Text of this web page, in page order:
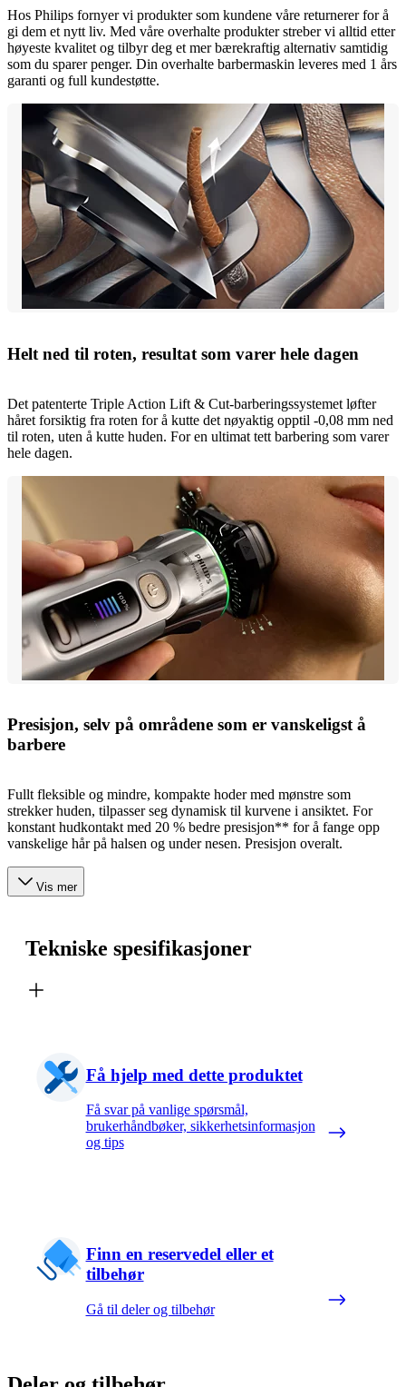
Hos Philips fornyer vi produkter som kundene våre returnerer for å
gi dem et nytt liv. Med våre overhalte produkter streber vi alltid etter
høyeste kvalitet og tilbyr deg et mer bærekraftig alternativ samtidig
som du sparer penger. Din overhalte barbermaskin leveres med 1 års
garanti og full kundestøtte.
Helt ned til roten, resultat som varer hele dagen
Det patenterte Triple Action Lift & Cut-barberingssystemet løfter
håret forsiktig fra roten for å kutte det nøyaktig opptil -0,08 mm ned
til roten, uten å kutte huden. For en ultimat tett barbering som varer
hele dagen.
Presisjon, selv på områdene som er vanskeligst å
barbere
Fullt fleksible og mindre, kompakte hoder med mønstre som
strekker huden, tilpasser seg dynamisk til kurvene i ansiktet. For
konstant hudkontakt med 20 % bedre presisjon** for å fange opp
vanskelige hår på halsen og under nesen. Presisjon overalt.
Vis mer
Tekniske spesifikasjoner
Få hjelp med dette produktet
Få svar på vanlige spørsmål,
brukerhåndbøker, sikkerhetsinformasjon
og tips
Finn en reservedel eller et
tilbehør
Gå til deler og tilbehør